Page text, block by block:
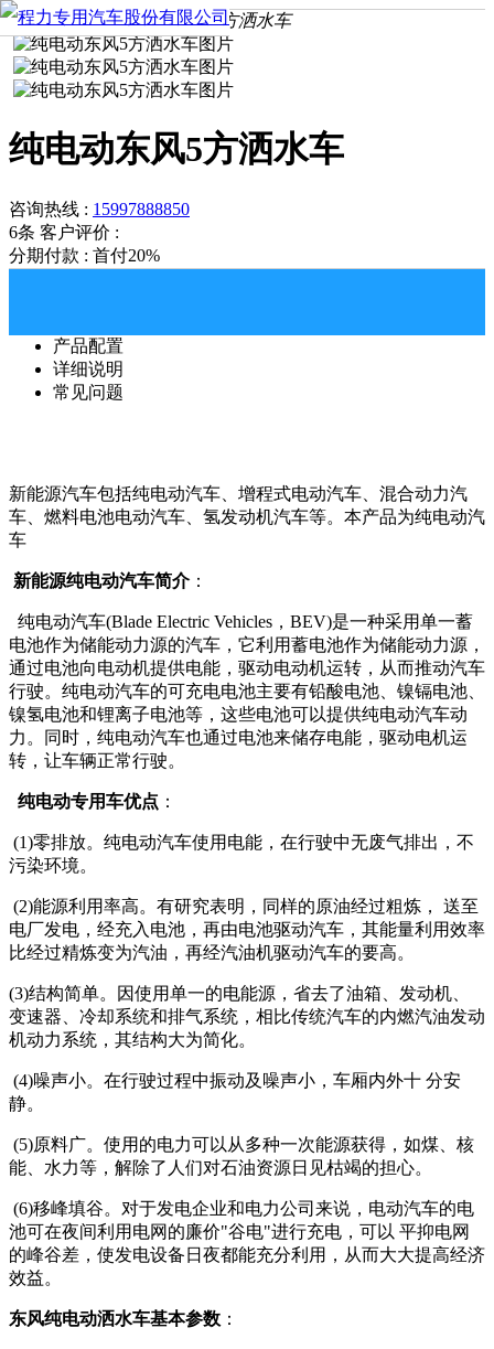
首页 产品中心 纯电动东风5方洒水车
纯电动东风5方洒水车
咨询热线 : 15997888850
6条 客户评价 :
分期付款 : 首付20%
产品配置
详细说明
常见问题
新能源汽车包括纯电动汽车、增程式电动汽车、混合动力汽
车、燃料电池电动汽车、氢发动机汽车等。本产品为纯电动汽
车
新能源纯电动汽车简介：
纯电动汽车(Blade Electric Vehicles，BEV)是一种采用单一蓄
电池作为储能动力源的汽车，它利用蓄电池作为储能动力源，
通过电池向电动机提供电能，驱动电动机运转，从而推动汽车
行驶。纯电动汽车的可充电电池主要有铅酸电池、镍镉电池、
镍氢电池和锂离子电池等，这些电池可以提供纯电动汽车动
力。同时，纯电动汽车也通过电池来储存电能，驱动电机运
转，让车辆正常行驶。
纯电动专用车优点 ：
(1)零排放。纯电动汽车使用电能，在行驶中无废气排出，不
污染环境。
(2)能源利用率高。有研究表明，同样的原油经过粗炼， 送至
电厂发电，经充入电池，再由电池驱动汽车，其能量利用效率
比经过精炼变为汽油，再经汽油机驱动汽车的要高。
(3)结构简单。因使用单一的电能源，省去了油箱、发动机、
变速器、冷却系统和排气系统，相比传统汽车的内燃汽油发动
机动力系统，其结构大为简化。
(4)噪声小。在行驶过程中振动及噪声小，车厢内外十 分安
静。
(5)原料广。使用的电力可以从多种一次能源获得，如煤、核
能、水力等，解除了人们对石油资源日见枯竭的担心。
(6)移峰填谷。对于发电企业和电力公司来说，电动汽车的电
池可在夜间利用电网的廉价"谷电"进行充电，可以 平抑电网
的峰谷差，使发电设备日夜都能充分利用，从而大大提高经济
效益。
东风纯电动洒水车基本参数 ：